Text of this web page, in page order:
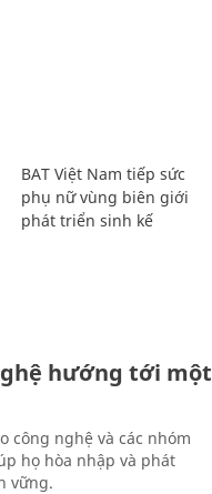
BAT Việt Nam tiếp sức
phụ nữ vùng biên giới
phát triển sinh kế
hướng tới một
công nghệ và các nhóm
họ hòa nhập và phát
vững.